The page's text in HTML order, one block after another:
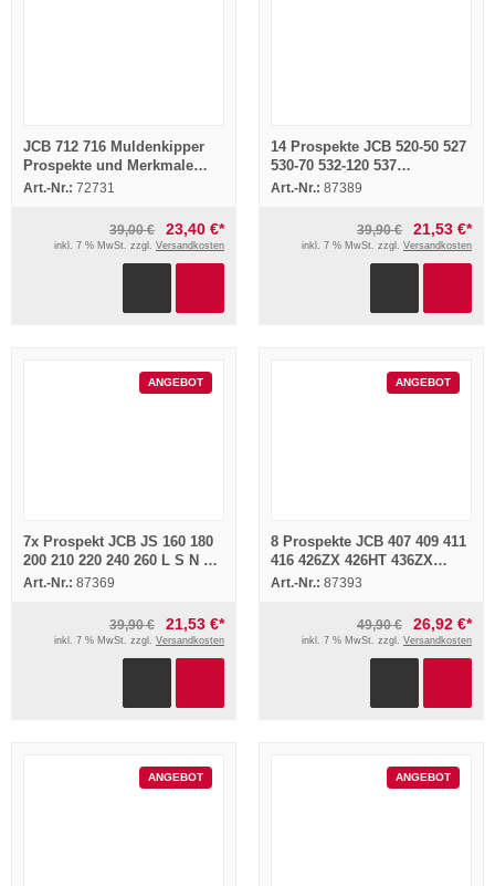
JCB 712 716 Muldenkipper
Prospekte und Merkmale
1990
Art.-Nr.: 72731
39,00 € 23,40 €*
inkl. 7 % MwSt. zzgl. Versandkosten
14 Prospekte JCB 520-50 527
530-70 532-120 537
Teleskopen Radlader
Art.-Nr.: 87389
39,90 € 21,53 €*
inkl. 7 % MwSt. zzgl. Versandkosten
ANGEBOT
7x Prospekt JCB JS 160 180
200 210 220 240 260 L S N NL
Art.-Nr.: 87369
39,90 € 21,53 €*
inkl. 7 % MwSt. zzgl. Versandkosten
ANGEBOT
8 Prospekte JCB 407 409 411
416 426ZX 426HT 436ZX
436HT Radlader 1995/96
Art.-Nr.: 87393
49,90 € 26,92 €*
inkl. 7 % MwSt. zzgl. Versandkosten
ANGEBOT ANGEBOT